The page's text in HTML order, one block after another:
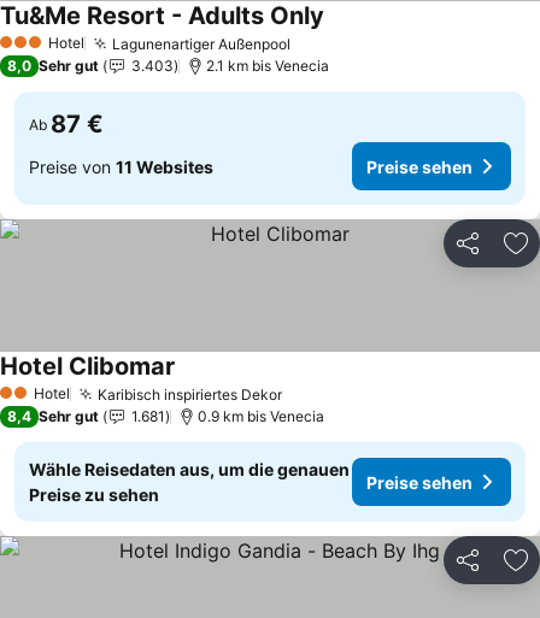
3 SterneHotel Lagunenartiger Außenpool
Tu&Me Resort - Adults Only
8,0 Sehr gut 3.403 2.1 km bis Venecia
Ab 87 €
Preise von 11 Websites Preise sehen
Teilen
2 Sterne
Hotel Karibisch inspiriertes DekorPreise sehen
Hotel Clibomar
8,4 Sehr gut 1.681 0.9 km bis Venecia
Wähle Reisedaten aus, um die genauen
Preise zu sehen
Preise sehen
Teilen